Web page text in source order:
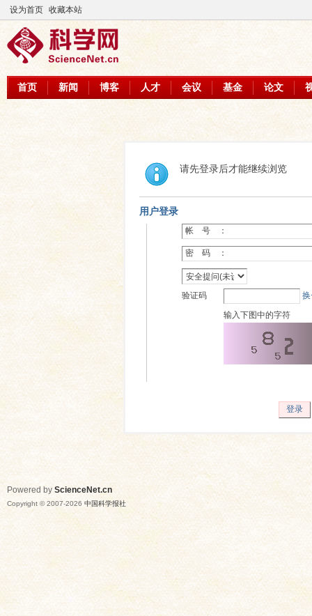
设为首页 收藏本站
首页 新闻 博客 人才 会议 基金 论文
请先登录后才能继续浏览
用户登录
帐 号 ：
密 码 ：
验证码
输入下图中的字符
登录
Powered by ScienceNet.cn
Copyright © 2007-2026 中国科学报社